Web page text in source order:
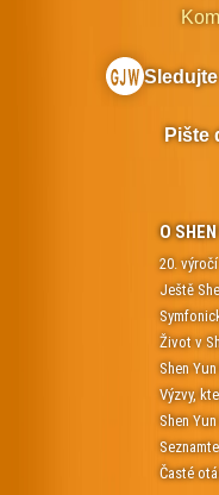
O
20. výročí
Ještě
Život v
Shen
Výzvy,
Shen
Časté
Pište